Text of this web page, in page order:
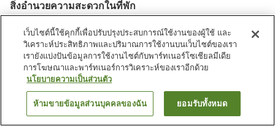
สิ่งอำนวยความสะดวกในที่พัก
สปา/บิวตี้ซาลอน
เลานจ์
หน้าแรก ญี่ปุ่น ฟุกุชิมะ
นครนิฮมมัตสึ
Dake Onsen Nagame no Yakata Kounkaku
ค้นหาห้องพัก
เว็บไซต์นี้ใช้คุกกี้เพื่อปรับปรุงประสบการณ์ใช้งานของผู้ใช้ และ
วิเคราะห์ประสิทธิภาพและปริมาณการใช้งานบนเว็บไซต์ของเรา
เรายังแบ่งปันข้อมูลการใช้งานไซต์กับพาร์ทเนอร์โซเชียลมีเดีย
การโฆษณาและพาร์ทเนอร์การวิเคราะห์ของเราอีกด้วย
นโยบายความเป็นส่วนตัว
ห้ามขายข้อมูลส่วนบุคคลของฉัน ยอมรับทั้งหมด